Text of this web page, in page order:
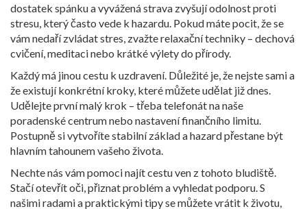
dostatek spánku a vyvážená strava zvyšují odolnost proti
stresu, který často vede k hazardu. Pokud máte pocit, že se
vám nedaří zvládat stres, zvažte relaxační techniky – dechová
cvičení, meditaci nebo krátké výlety do přírody.
Každý má jinou cestu k uzdravení. Důležité je, že nejste sami a
že existují konkrétní kroky, které můžete udělat již dnes.
Udělejte první malý krok – třeba telefonát na naše
poradenské centrum nebo nastavení finančního limitu.
Postupně si vytvoříte stabilní základ a hazard přestane být
hlavním tahounem vašeho života.
Nechte nás vám pomoci najít cestu ven z tohoto bludiště.
Stačí otevřít oči, přiznat problém a vyhledat podporu. S
našimi radami a praktickými tipy se můžete vrátit k životu,